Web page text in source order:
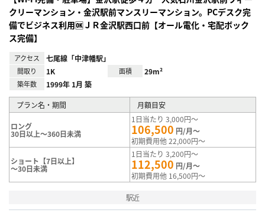
クリーマンション・金沢駅前マンスリーマンション。PCデスク完
備でビジネス利用🆗ＪＲ金沢駅西口前【オール電化・宅配ボック
ス完備】
アクセス 七尾線「中津幡駅」
間取り 1K 面積 29m²
築年数 1999年 1月 築
プラン名・期間 月額目安
ロング
30日以上～360日未満
1日当たり 3,000円～
106,500 円/月～
初期費用他 22,000円～
ショート【7日以上】
～30日未満
1日当たり 3,200円～
112,500 円/月～
初期費用他 16,500円～
駅近